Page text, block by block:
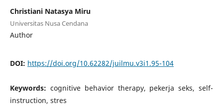
Christiani Natasya Miru
Universitas Nusa Cendana
Author
DOI: https://doi.org/10.62282/juilmu.v3i1.95-104
Keywords: cognitive behavior therapy, pekerja seks, self-
instruction, stres